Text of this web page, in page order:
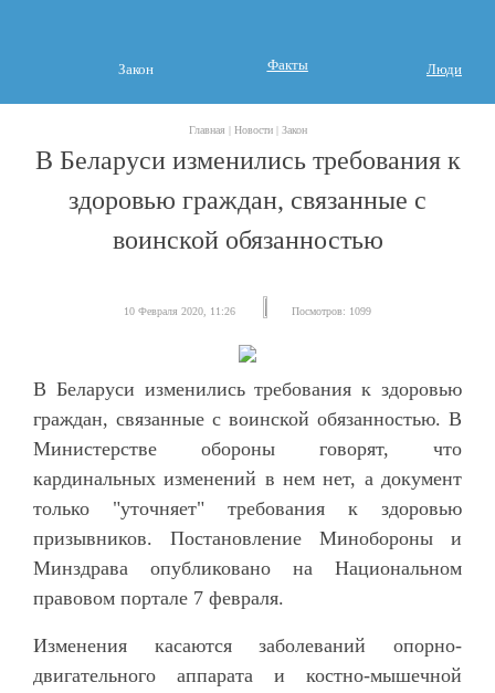
Закон Факты Люди
Главная | Новости | Закон
В Беларуси изменились требования к
здоровью граждан, связанные с
воинской обязанностью
10 Февраля 2020, 11:26 Посмотров: 1099
В Беларуси изменились требования к здоровью
граждан, связанные с воинской обязанностью. В
Министерстве обороны говорят, что
кардинальных изменений в нем нет, а документ
только "уточняет" требования к здоровью
призывников. Постановление Минобороны и
Минздрава опубликовано на Национальном
правовом портале 7 февраля.
Изменения касаются заболеваний опорно-
двигательного аппарата и костно-мышечной